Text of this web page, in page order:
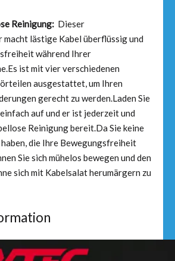
Reinigung: Dieser
macht lästige Kabel überflüssig und
während Ihrer
ist mit vier verschiedenen
ausgestattet, um Ihren
gerecht zu werden.Laden Sie
auf und er ist jederzeit und
Reinigung bereit.Da Sie keine
die Ihre Bewegungsfreiheit
Sie sich mühelos bewegen und den
sich mit Kabelsalat herumärgern zu